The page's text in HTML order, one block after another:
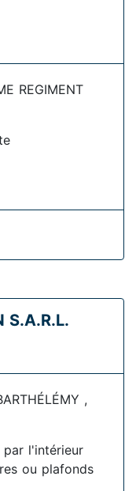
REGIMENT
S.A.R.L.
,
par l'intérieur
ou plafonds